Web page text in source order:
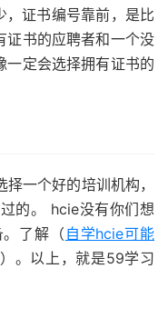
，证书编号靠前，是比
证书的应聘者和一个没
一定会选择拥有证书的
一个好的培训机构，
的。 hcie没有你们想
了解（ 自学hcie可能
）。以上，就是59学习